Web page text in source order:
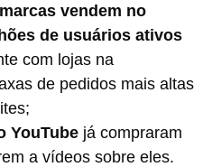
vendem no
de usuários ativos
com lojas na
de pedidos mais altas
YouTube já compraram
a vídeos sobre eles.